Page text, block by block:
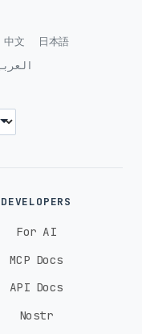
中文
日本語
DEVELOPERS
For AI
MCP Docs
API Docs
Nostr